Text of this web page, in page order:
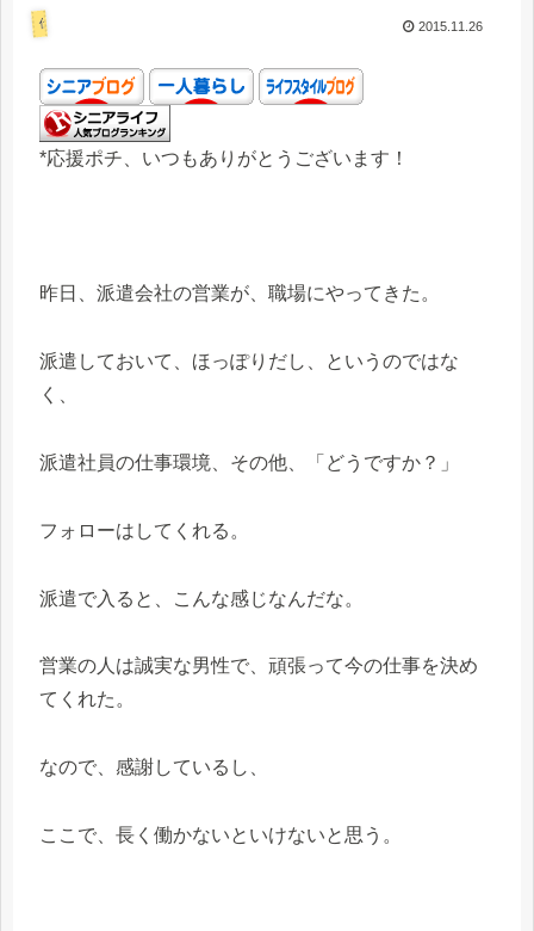
仕事 2015.11.26
*応援ポチ、いつもありがとうございます！
昨日、派遣会社の営業が、職場にやってきた。
派遣しておいて、ほっぽりだし、というのではな
く、
派遣社員の仕事環境、その他、「どうですか？」
フォローはしてくれる。
派遣で入ると、こんな感じなんだな。
営業の人は誠実な男性で、頑張って今の仕事を決め
てくれた。
なので、感謝しているし、
ここで、長く働かないといけないと思う。